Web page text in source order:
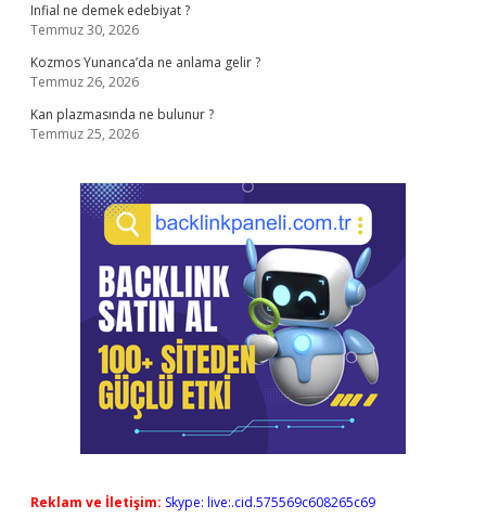
Infial ne demek edebiyat ?
Temmuz 30, 2026
Kozmos Yunanca’da ne anlama gelir ?
Temmuz 26, 2026
Kan plazmasında ne bulunur ?
Temmuz 25, 2026
Reklam ve İletişim: Skype: live:.cid.575569c608265c69